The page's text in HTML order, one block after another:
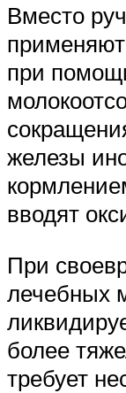
Вместо
при
железы
вводят
При
лечебных
более
требует